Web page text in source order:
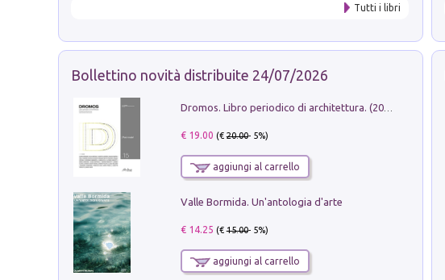
Tutti i libri
Bollettino novità distribuite 24/07/2026
Dromos. Libro periodico di architettura. (2026). Vol. 15: Post-model
€ 19.00 (€20.00- 5%)
aggiungi al carrello
Valle Bormida. Un'antologia d'arte
€ 14.25 (€15.00- 5%)
aggiungi al carrello